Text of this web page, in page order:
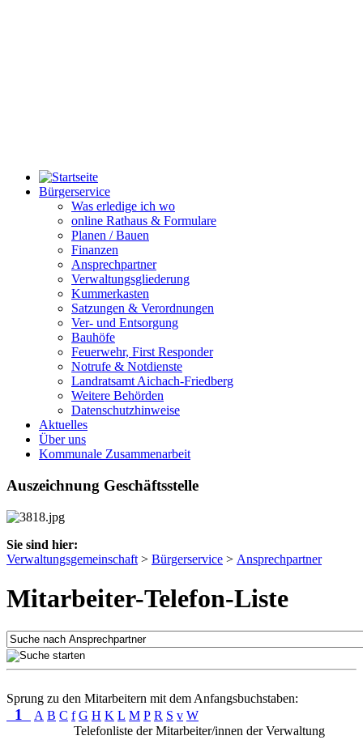
Bürgerservice
Was erledige ich wo
online Rathaus & Formulare
Planen / Bauen
Finanzen
Ansprechpartner
Verwaltungsgliederung
Kummerkasten
Satzungen & Verordnungen
Ver- und Entsorgung
Bauhöfe
Feuerwehr, First Responder
Notrufe & Notdienste
Landratsamt Aichach-Friedberg
Weitere Behörden
Datenschutzhinweise
Aktuelles
Über uns
Kommunale Zusammenarbeit
Auszeichnung Geschäftsstelle
Sie sind hier:
Verwaltungsgemeinschaft > Bürgerservice > Ansprechpartner
Mitarbeiter-Telefon-Liste
Sprung zu den Mitarbeitern mit dem Anfangsbuchstaben:
1 A B C f G H K L M P R S v W
Telefonliste der Mitarbeiter/innen der Verwaltung